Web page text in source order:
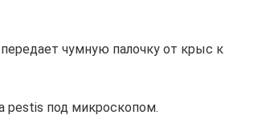
чумную палочку от крыс к
pestis под микроскопом.